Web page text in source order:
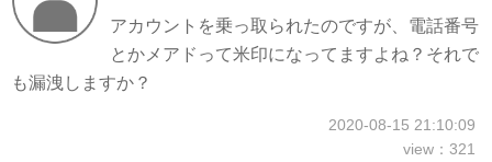
アカウントを乗っ取られたのですが、電話番号
とかメアドって米印になってますよね？それで
も漏洩しますか？
2020-08-15 21:10:09
view：321